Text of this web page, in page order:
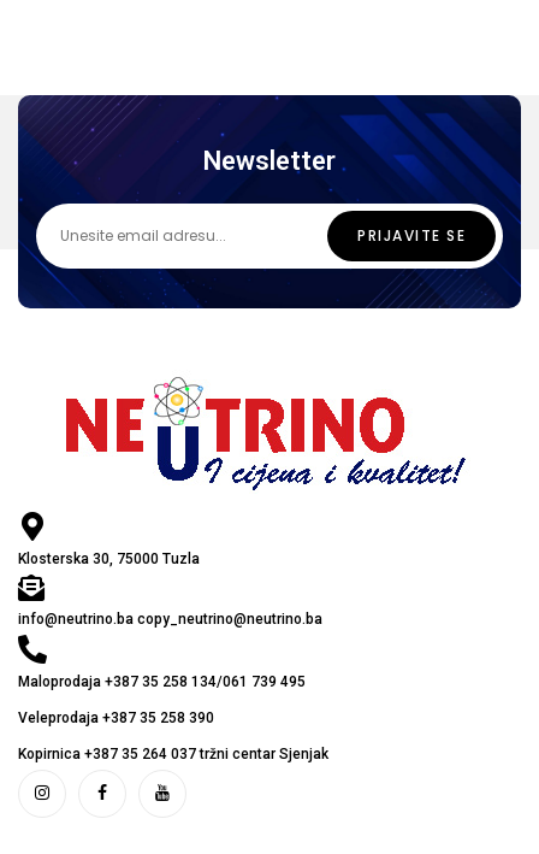
Newsletter
Klosterska 30, 75000 Tuzla
info@neutrino.ba copy_neutrino@neutrino.ba
Maloprodaja +387 35 258 134/061 739 495
Veleprodaja +387 35 258 390
Kopirnica +387 35 264 037 tržni centar Sjenjak